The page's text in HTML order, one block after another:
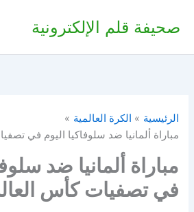
صحيفة قلم الإلكترونية
الرئيسية
الكرة العالمية
مباراة ألمانيا ضد سلوفاكيا اليوم في تصفيات
مباراة ألمانيا ضد
في تصفيات كأس العالم